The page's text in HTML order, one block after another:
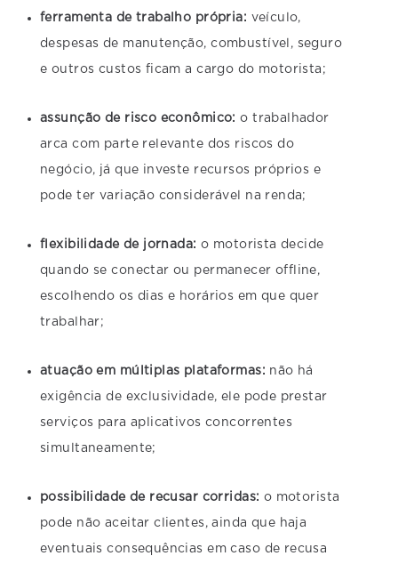
ferramenta de trabalho própria: veículo,
despesas de manutenção, combustível, seguro
e outros custos ficam a cargo do motorista;
assunção de risco econômico: o trabalhador
arca com parte relevante dos riscos do
negócio, já que investe recursos próprios e
pode ter variação considerável na renda;
flexibilidade de jornada: o motorista decide
quando se conectar ou permanecer offline,
escolhendo os dias e horários em que quer
trabalhar;
atuação em múltiplas plataformas: não há
exigência de exclusividade, ele pode prestar
serviços para aplicativos concorrentes
simultaneamente;
possibilidade de recusar corridas: o motorista
pode não aceitar clientes, ainda que haja
eventuais consequências em caso de recusa